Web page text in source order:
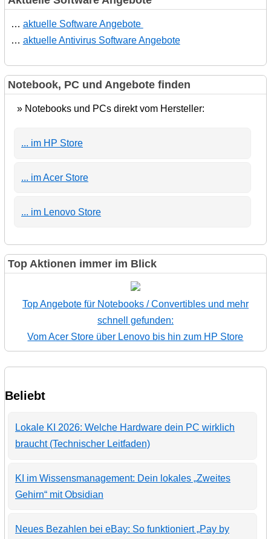
… aktuelle Software Angebote
… aktuelle Antivirus Software Angebote
Notebook, PC und Angebote finden
» Notebooks und PCs direkt vom Hersteller:
... im HP Store
... im Acer Store
... im Lenovo Store
Top Aktionen immer im Blick
Top Angebote für Notebooks / Convertibles und mehr
schnell gefunden:
Vom Acer Store über Lenovo bis hin zum HP Store
Beliebt
Lokale KI 2026: Welche Hardware dein PC wirklich
braucht (Technischer Leitfaden)
KI im Wissensmanagement: Dein lokales „Zweites
Gehirn“ mit Obsidian
Neues Bezahlen bei eBay: So funktioniert „Pay by